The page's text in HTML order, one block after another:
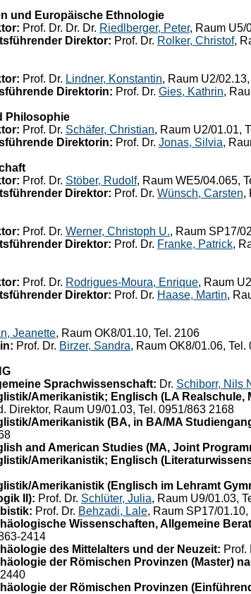
und Europäische Ethnologie
Prof. Dr. Dr. Dr. Riedlberger, Peter, Raum U5/
Direktor: Prof. Dr. Rolker, Christof,
Prof. Dr. Lindner, Konstantin, Raum U2/
Direktorin: Prof. Dr. Gies, Kathrin,
Philosophie
Prof. Dr. Schäfer, Christian, Raum U2/01.01,
Direktorin: Prof. Dr. Jonas, Silvia,
Prof. Dr. Stöber, Rudolf, Raum WE5/04.065,
Direktor: Prof. Dr. Wünsch, Carsten,
Prof. Dr. Werner, Christoph U., Raum SP17/
Direktor: Prof. Dr. Franke, Patrick,
Prof. Dr. Rodrigues-Moura, Enrique, Raum
Direktor: Prof. Dr. Haase, Martin,
Jeanette, Raum OK8/01.10, Tel. 2106
Prof. Dr. Birzer, Sandra, Raum OK8/01.06,
Sprachwissenschaft: Dr. Schiborr, Nils
Amerikanistik; Englisch (LA
Direktor, Raum U9/01.03, Tel. 0951/863 2168
Amerikanistik (BA, in BA/MA
and American Studies (MA, Joint
Amerikanistik; Englisch
Amerikanistik (Englisch im Lehramt
II): Prof. Dr. Schlüter, Julia, Raum U9/01.03,
Prof. Dr. Behzadi, Lale, Raum SP17/
Wissenschaften, Allgemeine
2414
des Mittelalters und der Neuzeit: Prof.
der Römischen Provinzen (Master)
der Römischen Provinzen